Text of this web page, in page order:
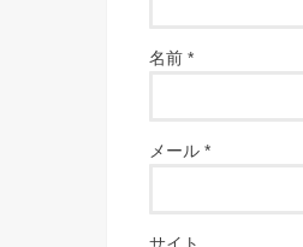
名前 *
メール *
サイト